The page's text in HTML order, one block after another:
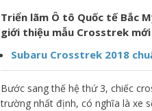
Triển lãm Ô tô Quốc tế Bắc
giới thiệu mẫu Crosstrek
Subaru Crosstrek 2018
Bước sang thế hệ thứ 3, chiếc
trường nhất định, có nghĩa là xe